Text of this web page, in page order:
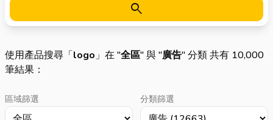
search
使用產品搜尋「logo」在 "全區" 與 "廣告" 分類 共有 10,000
筆結果：
區域篩選 分類篩選